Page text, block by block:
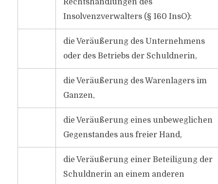
Rechtshandlungen des
Insolvenzverwalters (§ 160 InsO):
die Veräußerung des Unternehmens
oder des Betriebs der Schuldnerin,
die Veräußerung des Warenlagers im
Ganzen,
die Veräußerung eines unbeweglichen
Gegenstandes aus freier Hand,
die Veräußerung einer Beteiligung der
Schuldnerin an einem anderen